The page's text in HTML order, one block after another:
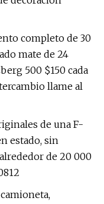
completo de 30
mate de 24
500 $150 cada
llame al
de una F-
estado, sin
de 20 000